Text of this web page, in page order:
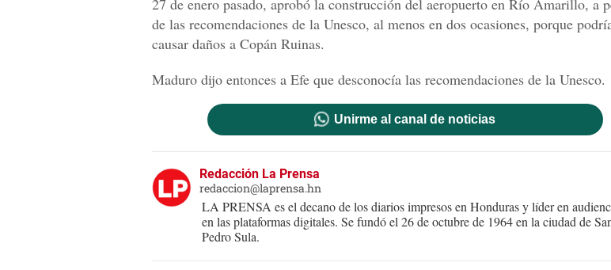
de las recomendaciones de la Unesco, al menos en dos ocasiones, porque
causar daños a Copán Ruinas.
Maduro dijo entonces a Efe que desconocía las recomendaciones de la Unesco.
Unirme al canal de noticias
Redacción La Prensa
redaccion@laprensa.hn
LA PRENSA es el decano de los diarios impresos en Honduras y líder en
en las plataformas digitales. Se fundó el 26 de octubre de 1964 en la ciudad de
Pedro Sula.